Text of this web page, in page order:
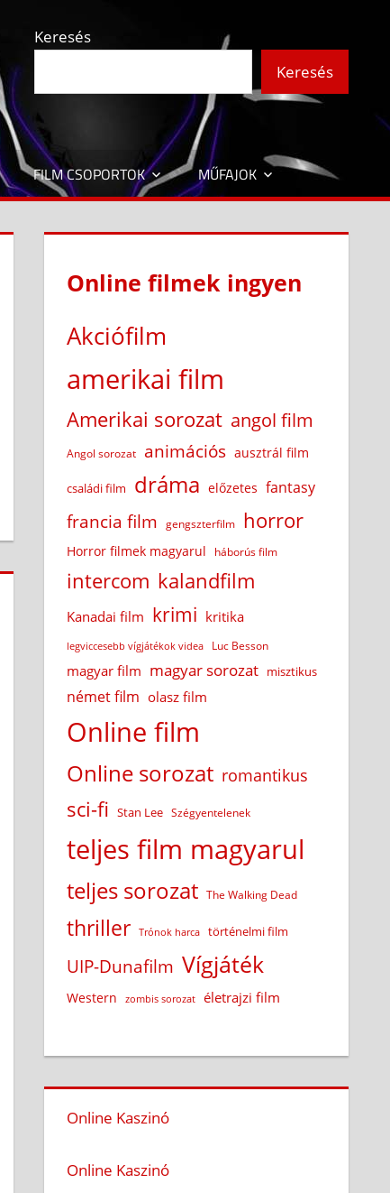
Keresés
Keresés
FILM CSOPORTOK MŰFAJOK
Online filmek ingyen
Akciófilm
amerikai film
Amerikai sorozat angol film
Angol sorozat animációs ausztrál film
családi film dráma előzetes fantasy
francia film gengszterfilm horror
Horror filmek magyarul háborús film
intercom kalandfilm
Kanadai film krimi kritika
legviccesebb vígjátékok videa Luc Besson
magyar film magyar sorozat misztikus
német film olasz film
Online film
Online sorozat romantikus
sci-fi Stan Lee Szégyentelenek
teljes film magyarul
teljes sorozat The Walking Dead
thriller Trónok harca történelmi film
UIP-Dunafilm Vígjáték
Western zombis sorozat életrajzi film
Online Kaszinó
Online Kaszinó